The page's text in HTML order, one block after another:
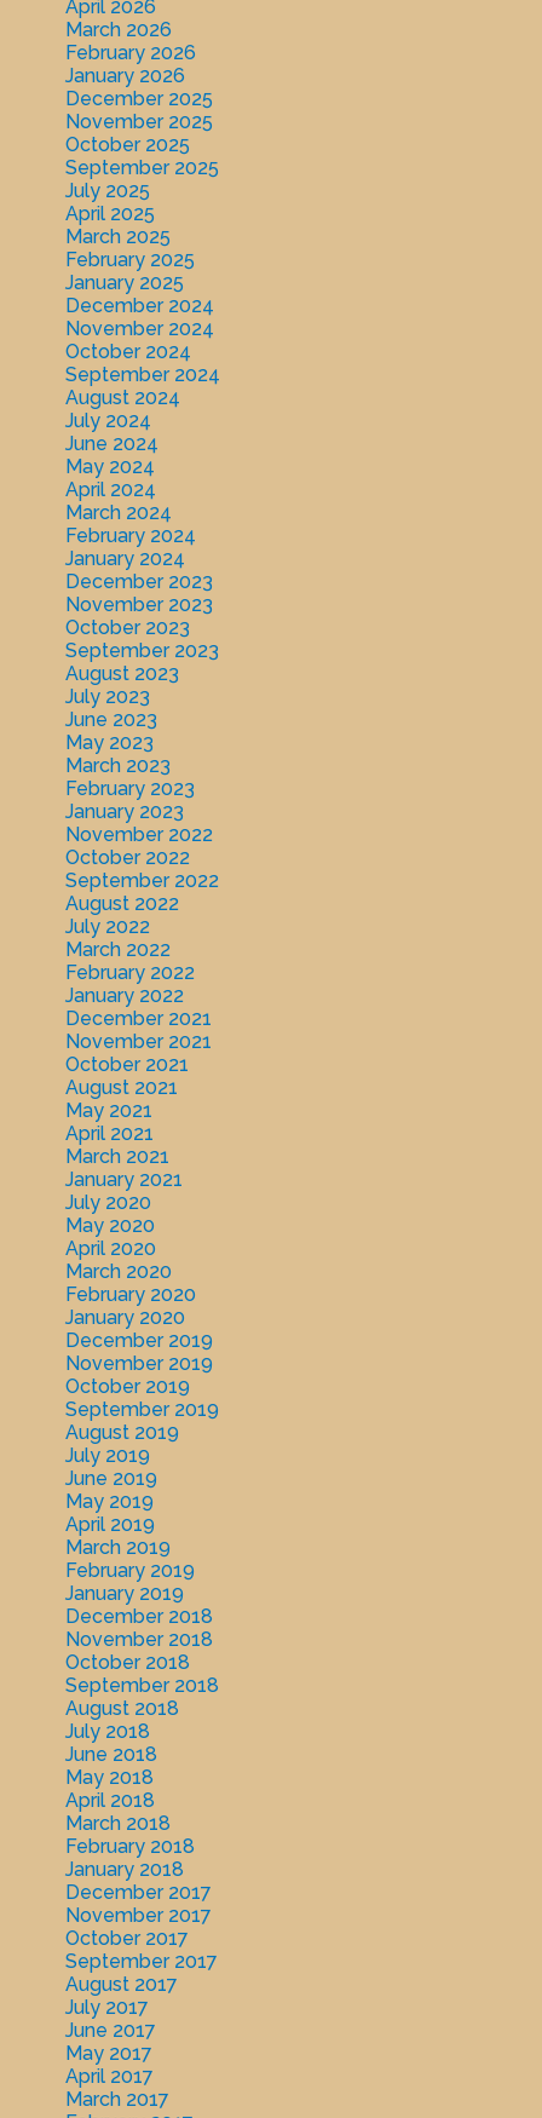
April 2026
March 2026
February 2026
January 2026
December 2025
November 2025
October 2025
September 2025
July 2025
April 2025
March 2025
February 2025
January 2025
December 2024
November 2024
October 2024
September 2024
August 2024
July 2024
June 2024
May 2024
April 2024
March 2024
February 2024
January 2024
December 2023
November 2023
October 2023
September 2023
August 2023
July 2023
June 2023
May 2023
March 2023
February 2023
January 2023
November 2022
October 2022
September 2022
August 2022
July 2022
March 2022
February 2022
January 2022
December 2021
November 2021
October 2021
August 2021
May 2021
April 2021
March 2021
January 2021
July 2020
May 2020
April 2020
March 2020
February 2020
January 2020
December 2019
November 2019
October 2019
September 2019
August 2019
July 2019
June 2019
May 2019
April 2019
March 2019
February 2019
January 2019
December 2018
November 2018
October 2018
September 2018
August 2018
July 2018
June 2018
May 2018
April 2018
March 2018
February 2018
January 2018
December 2017
November 2017
October 2017
September 2017
August 2017
July 2017
June 2017
May 2017
April 2017
March 2017